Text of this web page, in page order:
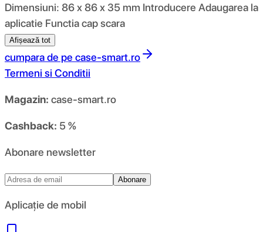
Dimensiuni: 86 x 86 x 35 mm Introducere Adaugarea la
aplicatie Functia cap scara
Afișează tot
cumpara de pe case-smart.ro
Termeni si Conditii
Magazin: case-smart.ro
Cashback: 5 %
Abonare newsletter
Abonare
Aplicație de mobil